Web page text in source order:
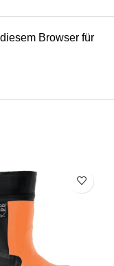
Browser für